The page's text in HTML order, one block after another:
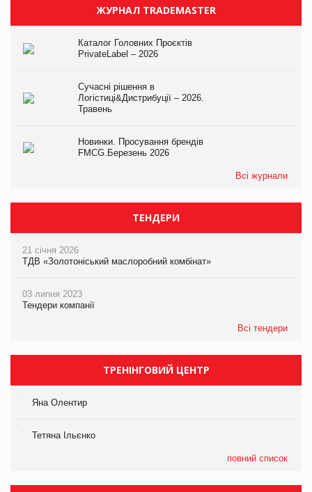
ЖУРНАЛ TRADEMASTER
Каталог Головних Проєктів
PrivateLabel – 2026
Сучасні рішення в
Логістиці&Дистрибуції – 2026.
Травень
Новинки. Просування брендів
FMCG.Березень 2026
Всі журнали
ТЕНДЕРИ
21 січня 2026
ТДВ «Золотоніський маслоробний комбінат»
03 липня 2023
Тендери компанії
Всі тендери
ТРЕНІНГОВИЙ ЦЕНТР
Яна Олентир
Тетяна Ільєнко
повний список